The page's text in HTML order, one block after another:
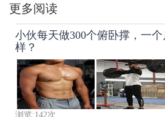
更多阅读
小伙每天做300个俯卧撑，一
样？
浏览:142次